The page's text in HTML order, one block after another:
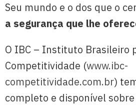
Seu mundo e o dos que o
a segurança que lhe
O IBC – Instituto Brasileiro
Competitividade (www.ibc-
competitividade.com.br)
completo e disponível sobre